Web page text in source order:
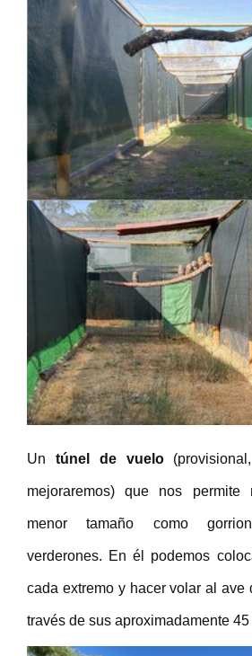
Un túnel de vuelo
mejoraremos) que nos permite
menor tamaño como
verderones. En él podemos
cada extremo y hacer volar al ave
través de sus aproximadamente 45